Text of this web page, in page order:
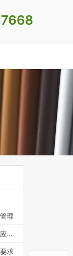
理
链
求